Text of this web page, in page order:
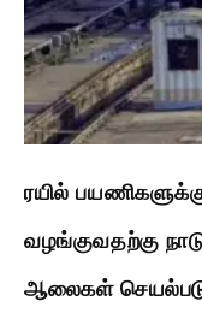
ரயில்
வழங்குவதற்கு
ஆலைகள்